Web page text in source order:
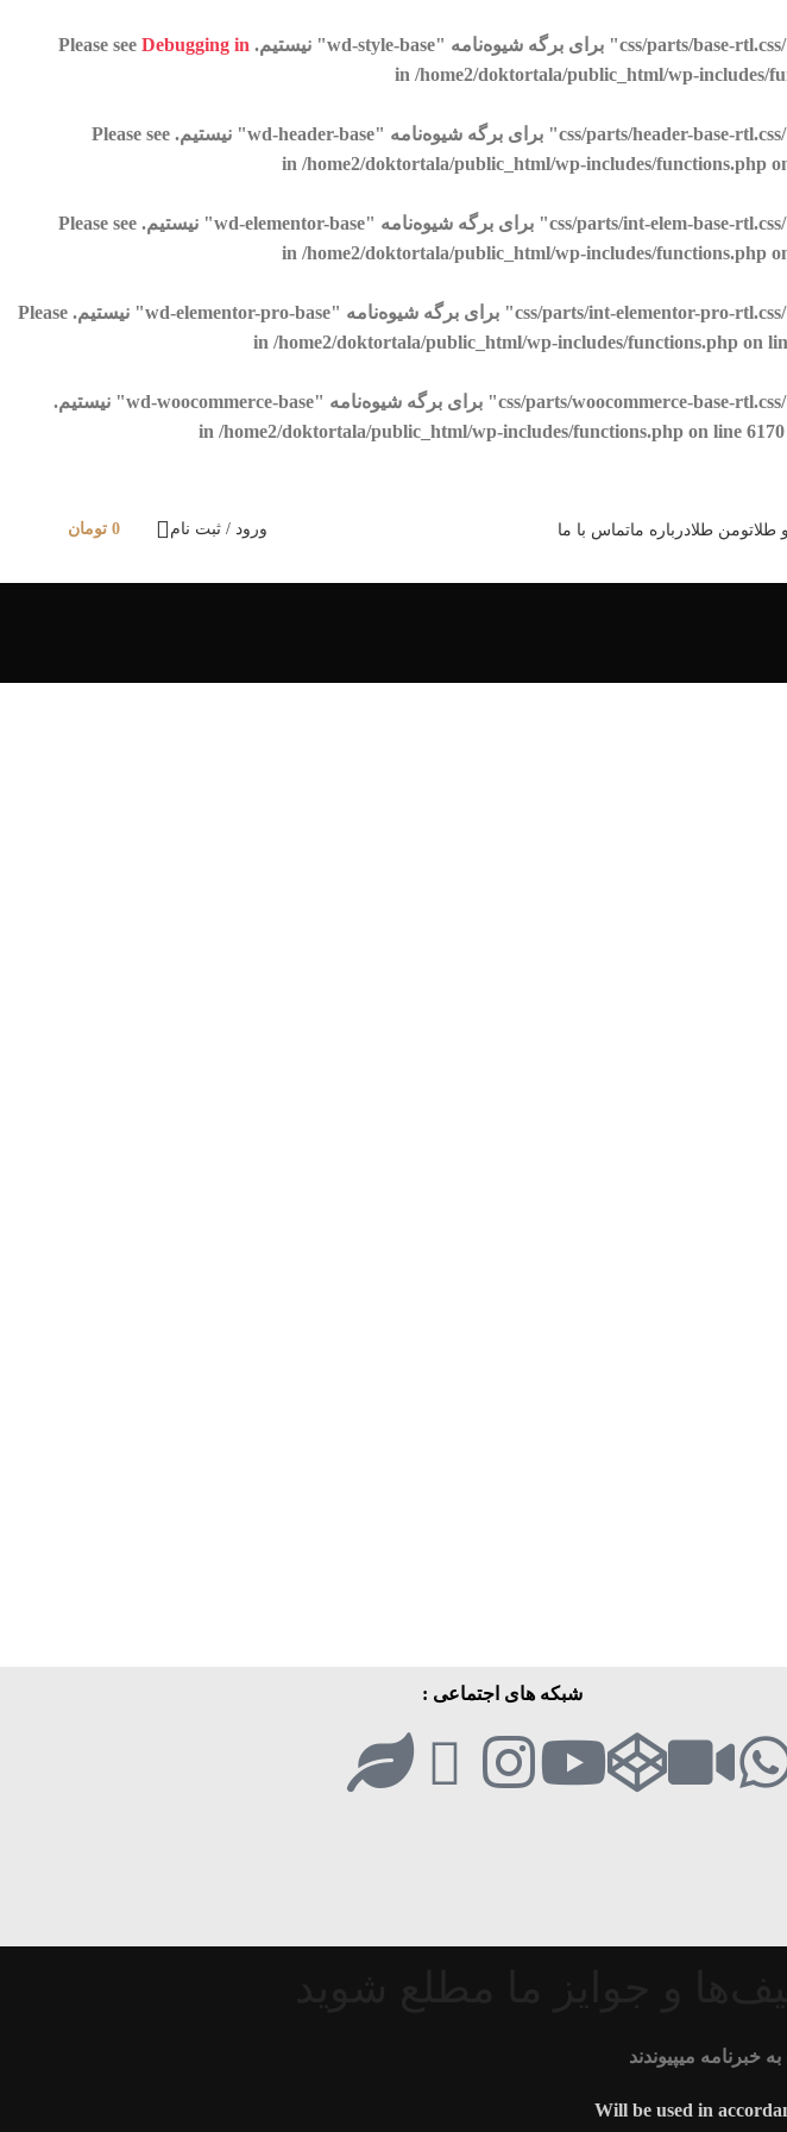
Debugging in
/home2/doktortala/public_html/wp-includes/
/home2/doktortala/public_html/wp-includes/functions.php
/home2/doktortala/public_html/wp-includes/functions.php
. قادر به خواندن کلید "path" با مقدار "/css/parts/int-elementor-pro-rtl.css" برای برگه شیوه‌نامه "wd-elementor-pro-base" نیستیم. Please
/home2/doktortala/public_html/wp-includes/functions.php on
. قادر به خواندن کلید "path" با مقدار "/css/parts/woocommerce-base-rtl.css" برای برگه شیوه‌نامه "wd-woocommerce-base" نیستیم.
/home2/doktortala/public_html/wp-includes/functions.php on line 6170
طلاتومن طلادرباره ماتماس با ما ورود / ثبت نام 0 تومان
شبکه های اجتماعی :
خبرنامه میپیوندند
Will be used in